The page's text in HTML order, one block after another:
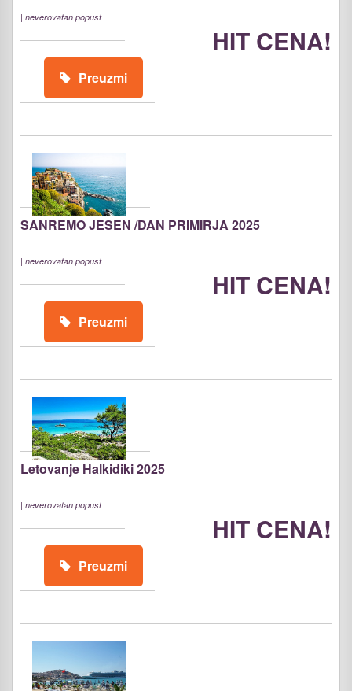
| neverovatan popust
HIT CENA!
Preuzmi
SANREMO JESEN /DAN PRIMIRJA 2025
| neverovatan popust
HIT CENA!
Preuzmi
Letovanje Halkidiki 2025
| neverovatan popust
HIT CENA!
Preuzmi